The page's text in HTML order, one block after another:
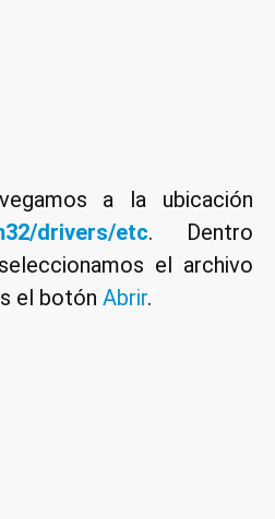
a la ubicación
drivers/etc. Dentro
el archivo
el botón Abrir.